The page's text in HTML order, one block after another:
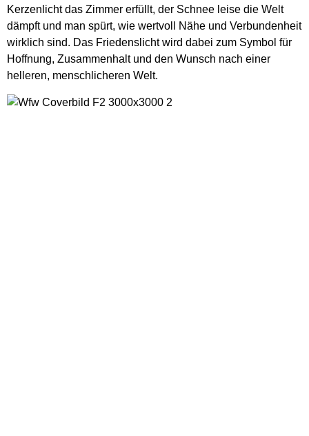
Kerzenlicht das Zimmer erfüllt, der Schnee leise die Welt
dämpft und man spürt, wie wertvoll Nähe und Verbundenheit
wirklich sind. Das Friedenslicht wird dabei zum Symbol für
Hoffnung, Zusammenhalt und den Wunsch nach einer
helleren, menschlicheren Welt.